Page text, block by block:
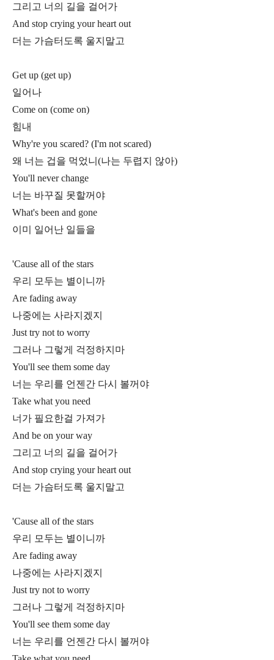
그리고 너의 길을 걸어가
And stop crying your heart out
더는 가슴터도록 울지말고
Get up (get up)
일어나
Come on (come on)
힘내
Why're you scared? (I'm not scared)
왜 너는 겁을 먹었니(나는 두렵지 않아)
You'll never change
너는 바꾸질 못할꺼야
What's been and gone
이미 일어난 일들을
'Cause all of the stars
우리 모두는 별이니까
Are fading away
나중에는 사라지겠지
Just try not to worry
그러나 그렇게 걱정하지마
You'll see them some day
너는 우리를 언젠간 다시 볼꺼야
Take what you need
너가 필요한걸 가져가
And be on your way
그리고 너의 길을 걸어가
And stop crying your heart out
더는 가슴터도록 울지말고
'Cause all of the stars
우리 모두는 별이니까
Are fading away
나중에는 사라지겠지
Just try not to worry
그러나 그렇게 걱정하지마
You'll see them some day
너는 우리를 언젠간 다시 볼꺼야